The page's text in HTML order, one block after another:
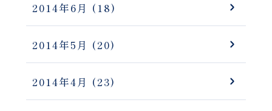
2014年6月 (18)
2014年5月 (20)
2014年4月 (23)